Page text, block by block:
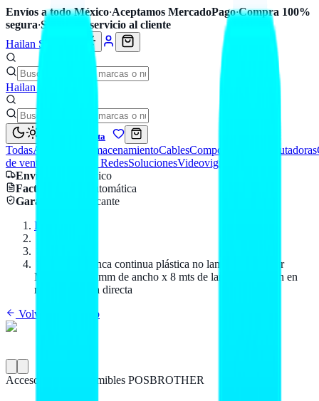
Envíos a todo México·Aceptamos MercadoPago·Compra 100%
segura·Soporte y servicio al cliente
Hailan Store
Hailan Store
Mi cuenta
TodasAccesorios AlmacenamientoCablesComponentes Computadoras
de venta
Seguridad y RedesSolucionesVideovigilancia
Envío
a todo México
Factura CFDI
automática
Garantía
de fabricante
Inicio
Etiqueta blanca continua plástica no laminada Brother
M231 - de 12 mm de ancho x 8 mts de largo. Impresión en
negro Térmica directa
Volver al catálogo
Accesorios y Consumibles POSBROTHER